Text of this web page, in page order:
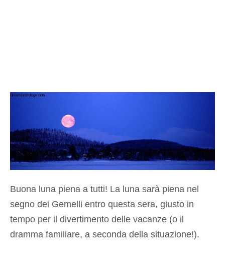
Buona luna piena a tutti! La luna sarà piena nel
segno dei Gemelli entro questa sera, giusto in
tempo per il divertimento delle vacanze (o il
dramma familiare, a seconda della situazione!).